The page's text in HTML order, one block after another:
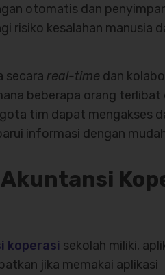
otomatis dan
risiko kesalahan manusia
secara real-time dan
beberapa orang terlibat
tim dapat mengakses
informasi dengan
koperasi sekolah miliki,
jika memakai aplikasi